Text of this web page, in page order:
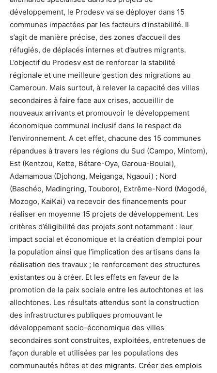
développement, le Prodesv va se déployer dans 15
communes impactées par les facteurs d’instabilité. Il
s’agit de manière précise, des zones d’accueil des
réfugiés, de déplacés internes et d’autres migrants.
L’objectif du Prodesv est de renforcer la stabilité
régionale et une meilleure gestion des migrations au
Cameroun. Mais surtout, à relever la capacité des villes
secondaires à faire face aux crises, accueillir de
nouveaux arrivants et promouvoir le développement
économique communal inclusif dans le respect de
l’environnement. A cet effet, chacune des 15 communes
répandues à travers les régions du Sud (Campo, Mintom),
Est (Kentzou, Kette, Bétare-Oya, Garoua-Boulai),
Adamamoua (Djohong, Meiganga, Ngaoui) ; Nord
(Baschéo, Madingring, Touboro), Extrême-Nord (Mogodé,
Mozogo, KaiKai) va recevoir des financements pour
réaliser en moyenne 15 projets de développement. Les
critères d’éligibilité des projets sont notamment : leur
impact social et économique et la création d’emploi pour
la population ainsi que l’implication des artisans dans la
réalisation des travaux ; le renforcement des structures
existantes ou à créer. Et les effets en faveur de la
promotion de la paix sociale entre les autochtones et les
allochtones. Les résultats attendus sont la construction
des infrastructures publiques promouvant le
développement socio-économique des villes
secondaires sont construites, exploitées, entretenues de
façon durable et utilisées par les populations des
communautés hôtes et des migrants. Créer des emplois